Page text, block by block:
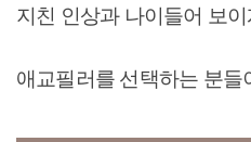
지친 인상과 나이들어 보
애교필러를 선택하는 분들